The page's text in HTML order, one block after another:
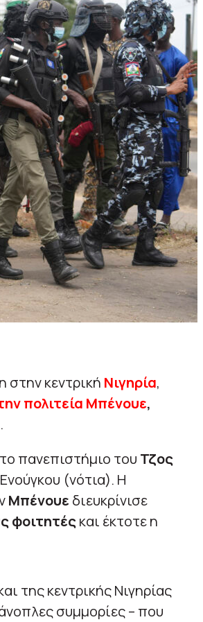
στην κεντρική Νιγηρία,
πολιτεία Μπένουε,
πανεπιστήμιο του Τζος
(νότια). Η
Μπένουεδιευκρίνισε
φοιτητέςκαι έκτοτε η
της κεντρικής Νιγηρίας
συμμορίες – που